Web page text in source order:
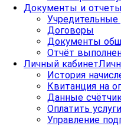
Документы и отчеты
Договоры
Документы
Отчёт
Личный кабинет
История
Квитанция на
Данные
Оплатить
Управление